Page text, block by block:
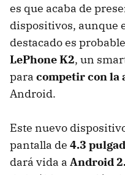
es que acaba de
dispositivos, aunque
destacado es
LePhone K2, un
para competir con la
Android.
Este nuevo
pantalla de 4.3
dará vida a Android